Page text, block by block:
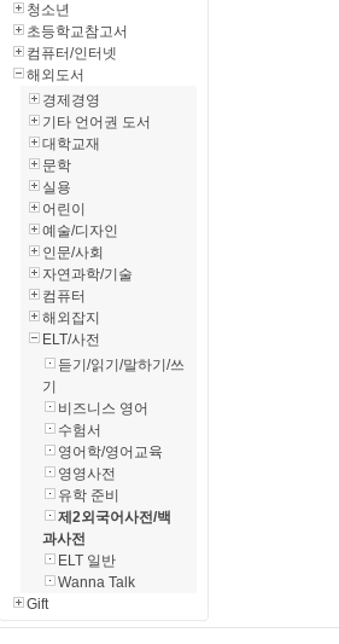
청소년
초등학교참고서
컴퓨터/인터넷
해외도서
경제경영
기타 언어권 도서
대학교재
문학
실용
어린이
예술/디자인
인문/사회
자연과학/기술
컴퓨터
해외잡지
ELT/사전
듣기/읽기/말하기/쓰
기
비즈니스 영어
수험서
영어학/영어교육
영영사전
유학 준비
제2외국어사전/백
과사전
ELT 일반
Wanna Talk
Gift